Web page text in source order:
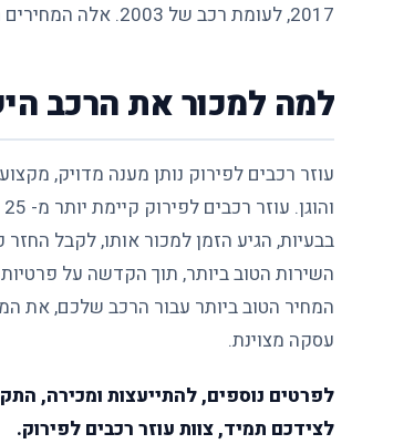
2017, לעומת רכב של 2003. אלה המחירים המעודכנים לשנת 2021, הם משוערים בלבד, ויכולים להשתנות בכל עת.
למה למכור את הרכב
עוזר רכבים לפירוק נותן מענה מדויק,
השירות הטוב ביותר, תוך הקדשה על
המחיר הטוב ביותר עבור הרכב שלכם, את
עסקה מצוינת.
לפרטים נוספים, להתייעצות ומכירה,
לצידכם תמיד, צוות עוזר רכבים לפירוק.